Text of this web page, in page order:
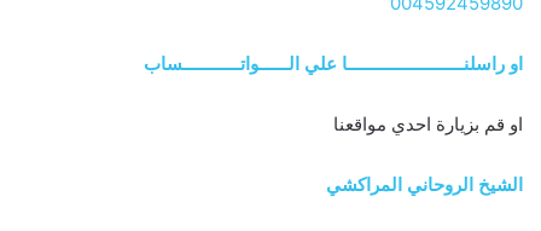
او راسلنــــــــــــــــــــــــا علي الــــــواتــــــــــــساب
او قم بزيارة احدي مواقعنا
الشيخ الروحاني المراكشي